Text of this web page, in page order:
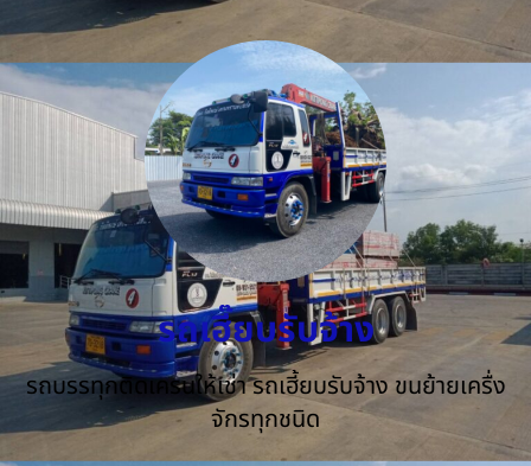
รถเฮี๊ยบรับจ้าง
รถบรรทุกติดเครนให้เช่า รถเฮี้ยบรับจ้าง ขนย้ายเครื่ง
จักรทุกชนิด